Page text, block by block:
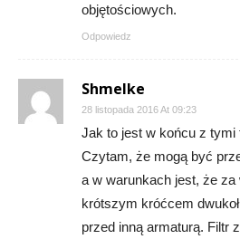
objętościowych.
Odpowiedz
Shmelke
28 listopada 2016 At 09:23
Jak to jest w końcu z
Czytam, że mogą być
a w warunkach jest, że
krótszym króćcem
przed inną armaturą. Filtr